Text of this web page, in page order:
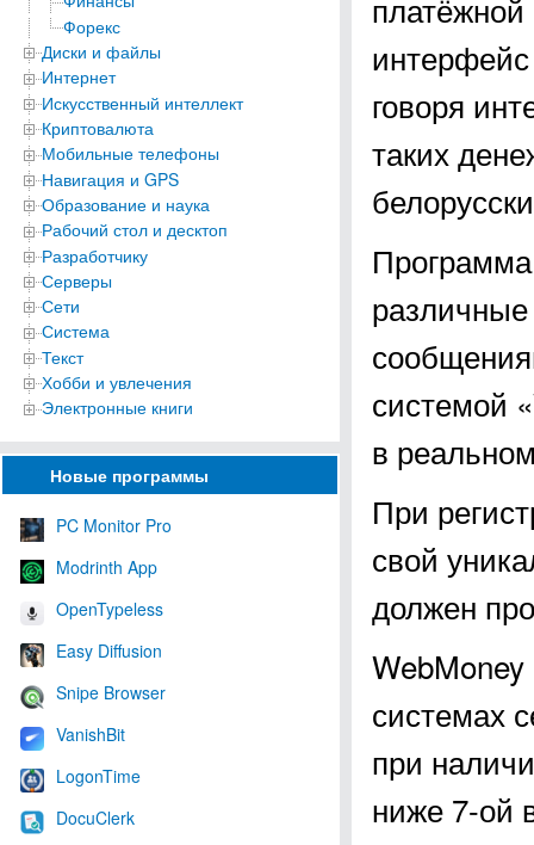
Форекс
Диски и файлы
Интернет
Искусственный интеллект
Криптовалюта
Мобильные телефоны
Навигация и GPS
Образование и наука
Рабочий стол и десктоп
Разработчику
Серверы
Сети
Система
Текст
Хобби и увлечения
Электронные книги
Новые программы
PC Monitor Pro
Modrinth App
OpenTypeless
Easy Diffusion
Snipe Browser
VanishBit
LogonTime
DocuClerk
говоря
таких
системой
в
При
свой
должен
системах
при
ниже 7-ой